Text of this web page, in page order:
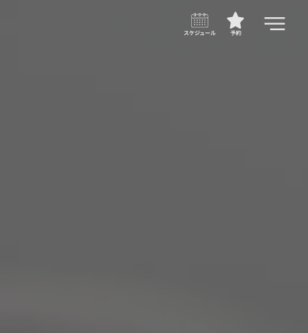
予約
スケジュール